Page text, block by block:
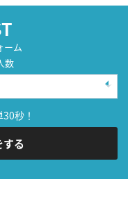
ーム
数
秒！
る